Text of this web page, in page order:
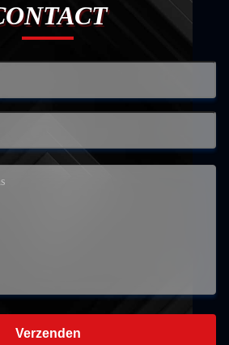
Verzenden